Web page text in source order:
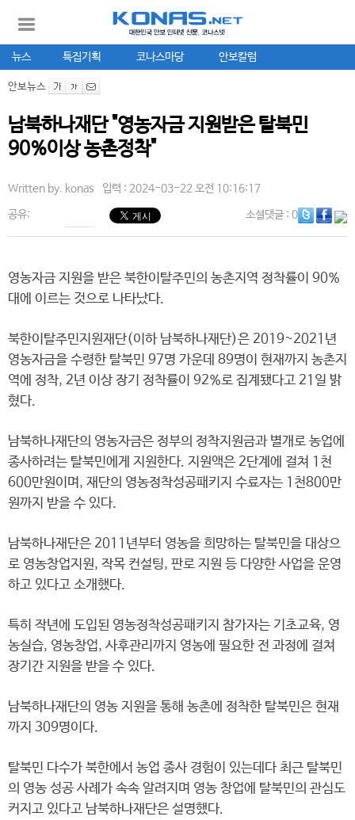
뉴스 특집기획 코나스마당 안보칼럼
안보뉴스
남북하나재단 "영농자금 지원받은 탈북민
90%이상 농촌정착"
Written by. konas 입력 : 2024-03-22 오전 10:16:17
공유: 소셜댓글: 0
영농자금 지원을 받은 북한이탈주민의 농촌지역 정착률이 90%
대에 이르는 것으로 나타났다.
북한이탈주민지원재단(이하 남북하나재단)은 2019~2021년
영농자금을 수령한 탈북민 97명 가운데 89명이 현재까지 농촌지
역에 정착, 2년 이상 장기 정착률이 92%로 집계됐다고 21일 밝
혔다.
남북하나재단의 영농자금은 정부의 정착지원금과 별개로 농업에
종사하려는 탈북민에게 지원한다. 지원액은 2단계에 걸쳐 1천
600만원이며, 재단의 영농정착성공패키지 수료자는 1천800만
원까지 받을 수 있다.
남북하나재단은 2011년부터 영농을 희망하는 탈북민을 대상으
로 영농창업지원, 작목 컨설팅, 판로 지원 등 다양한 사업을 운영
하고 있다고 소개했다.
특히 작년에 도입된 영농정착성공패키지 참가자는 기초교육, 영
농실습, 영농창업, 사후관리까지 영농에 필요한 전 과정에 걸쳐
장기간 지원을 받을 수 있다.
남북하나재단의 영농 지원을 통해 농촌에 정착한 탈북민은 현재
까지 309명이다.
탈북민 다수가 북한에서 농업 종사 경험이 있는데다 최근 탈북민
의 영농 성공 사례가 속속 알려지며 영농 창업에 탈북민의 관심도
커지고 있다고 남북하나재단은 설명했다.